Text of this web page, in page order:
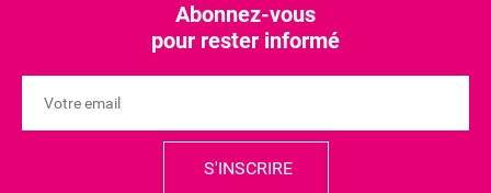
Abonnez-vous
pour rester informé